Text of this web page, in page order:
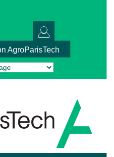
AgroParisTech
Translate